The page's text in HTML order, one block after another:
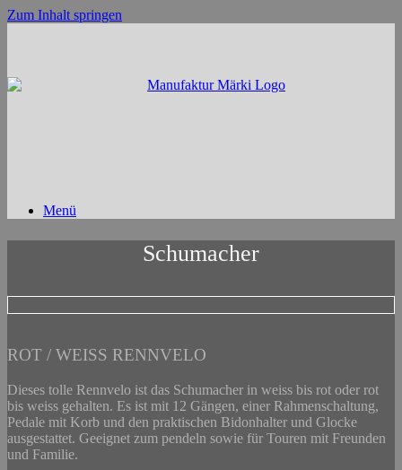
Zum Inhalt springen
Menü
Schumacher
ROT / WEISS RENNVELO
Dieses tolle Rennvelo ist das Schumacher in weiss bis rot oder rot
bis weiss gehalten. Es ist mit 12 Gängen, einer Rahmenschaltung,
Pedale mit Korb und den praktischen Bidonhalter und Glocke
ausgestattet. Geeignet zum pendeln sowie für Touren mit Freunden
und Familie.